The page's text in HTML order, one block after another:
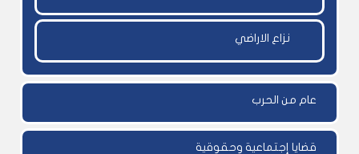
نزاع الاراضي
عام من الحرب
قضايا إجتماعية وحقوقية